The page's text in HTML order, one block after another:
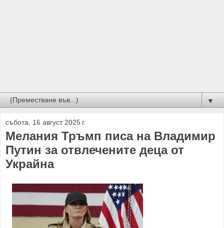
▼
събота, 16 август 2025 г.
Мелания Тръмп писа на Владимир
Путин за отвлечените деца от
Украйна